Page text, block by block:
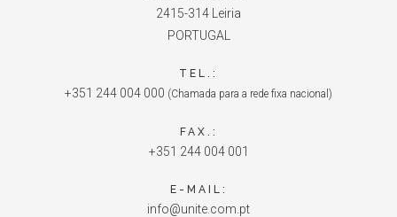
2415-314 Leiria
PORTUGAL
TEL.:
+351 244 004 000 (Chamada para a rede fixa nacional)
FAX.:
+351 244 004 001
E-MAIL:
info@unite.com.pt